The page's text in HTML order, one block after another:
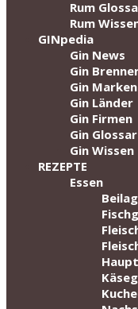
Rum
Rum
GINpedia
Gin News
Gin
Gin Marken
Gin Länder
Gin Firmen
Gin Glossar
Gin Wissen
REZEPTE
Essen